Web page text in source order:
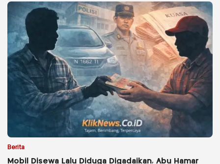
Berita
Mobil Disewa Lalu Diduga Digadaikan, Abu Hamar